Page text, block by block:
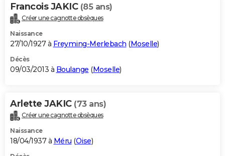
Francois JAKIC (85 ans)
Créer une cagnotte obsèques
Naissance
27/10/1927 à Freyming-Merlebach (Moselle)
Décès
09/03/2013 à Boulange (Moselle)
Arlette JAKIC (73 ans)
Créer une cagnotte obsèques
Naissance
18/04/1937 à Méru (Oise)